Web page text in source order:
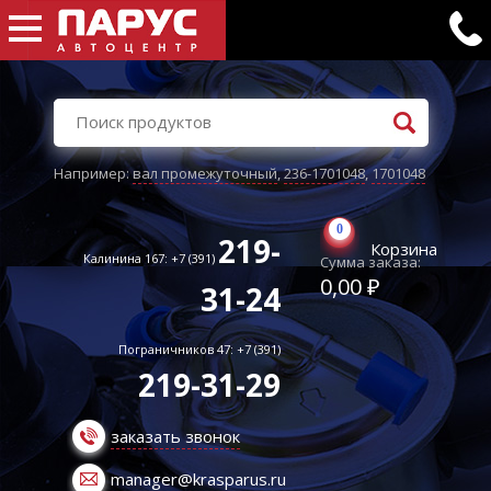
Например:вал промежуточный,236-1701048,1701048
Калинина 167: +7 (391) 219-
31-24
Пограничников 47: +7 (391)
219-31-29
заказать звонок
manager@krasparus.ru
0
Корзина
Сумма заказа:
0,00 ₽